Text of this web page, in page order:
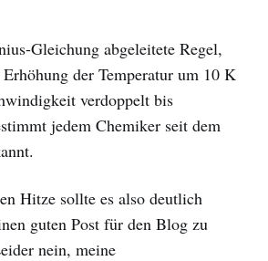
Gleichung abgeleitete Regel,
der Temperatur um 10 K
verdoppelt bis
jedem Chemiker seit dem
Hitze sollte es also deutlich
guten Post für den Blog zu
nein, meine